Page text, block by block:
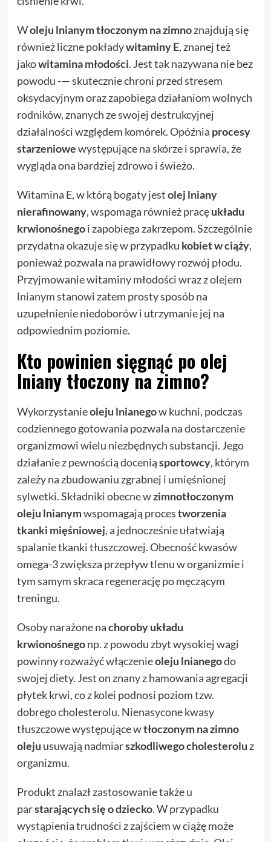
Woleju lnianymtłoczonym na zimnoznajdują się
również liczne pokładywitaminy E, znanej też
jakowitamina młodości. Jest tak nazywana nie bez
powodu -— skutecznie chroni przed stresem
oksydacyjnym oraz zapobiega działaniom wolnych
rodników, znanych ze swojej destrukcyjnej
działalności względem komórek. Opóźnia procesy
starzeniowewystępujące na skórze i sprawia, że
wygląda ona bardziej zdrowo i świeżo.
Witamina E, w którą bogaty jestolej lniany
nierafinowany, wspomaga również pracęukładu
krwionośnegoi zapobiega zakrzepom. Szczególnie
przydatna okazuje się w przypadku kobiet w ciąży,
ponieważ pozwala na prawidłowy rozwój płodu.
Przyjmowanie witaminy młodości wraz zolejem
lnianymstanowi zatem prosty sposób na
uzupełnienie niedoborów i utrzymanie jej na
odpowiednim poziomie.
Kto powinien sięgnąć po olej
lniany tłoczony na zimno?
Wykorzystanieoleju lnianegow kuchni, podczas
codziennego gotowania pozwala na dostarczenie
organizmowi wielu niezbędnych substancji. Jego
działanie z pewnością doceniąsportowcy, którym
zależy na zbudowaniu zgrabnej i umięśnionej
sylwetki. Składniki obecne wzimnotłoczonym
oleju lnianymwspomagają procestworzenia
tkanki mięśniowej, a jednocześnie ułatwiają
spalanie tkanki tłuszczowej. Obecność kwasów
omega-3 zwiększa przepływ tlenu w organizmie i
tym samym skraca regenerację po męczącym
treningu.
Osoby narażone nachoroby układu
krwionośnegonp. z powodu zbyt wysokiej wagi
powinny rozważyć włączenieoleju lnianegodo
swojej diety. Jest on znany z hamowania agregacji
płytek krwi, co z kolei podnosi poziom tzw.
dobrego cholesterolu. Nienasycone kwasy
tłuszczowe występujące wtłoczonym na zimno
oleju usuwają nadmiarszkodliwego cholesterolu z
organizmu.
Produkt znalazł zastosowanie także u
parstarających się o dziecko. W przypadku
wystąpienia trudności z zajściem w ciążę może